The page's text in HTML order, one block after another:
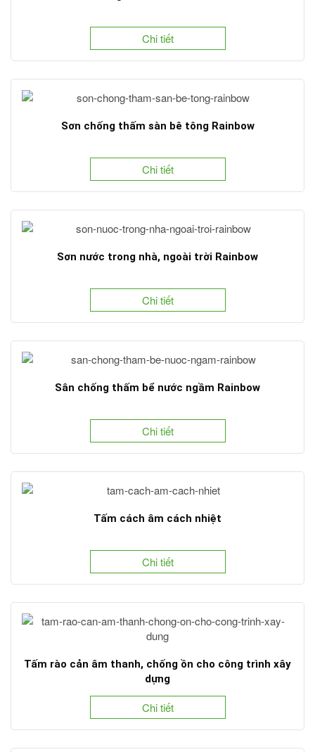
Chi tiết
Sơn chống thấm sàn bê tông Rainbow
Chi tiết
Sơn nước trong nhà, ngoài trời Rainbow
Chi tiết
Sân chống thấm bể nước ngầm Rainbow
Chi tiết
Tấm cách âm cách nhiệt
Chi tiết
Tấm rào cản âm thanh, chống ồn cho công trình xây
dựng
Chi tiết